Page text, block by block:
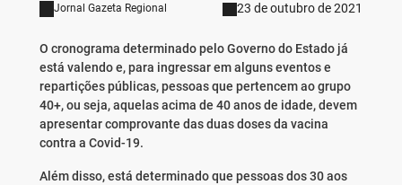
Jornal Gazeta Regional 23 de outubro de 2021
O cronograma determinado pelo Governo do Estado já
está valendo e, para ingressar em alguns eventos e
repartições públicas, pessoas que pertencem ao grupo
40+, ou seja, aquelas acima de 40 anos de idade, devem
apresentar comprovante das duas doses da vacina
contra a Covid-19.
Além disso, está determinado que pessoas dos 30 aos